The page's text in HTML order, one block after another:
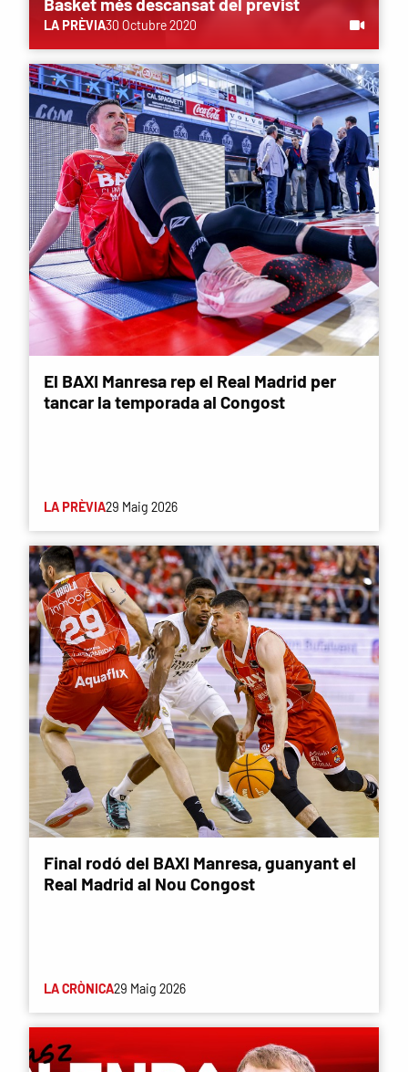
LA PRÈVIA30 Octubre 2020
El BAXI Manresa rep el Real Madrid per
tancar la temporada al Congost
LA PRÈVIA29 Maig 2026
Final rodó del BAXI Manresa, guanyant el
Real Madrid al Nou Congost
LA CRÒNICA29 Maig 2026